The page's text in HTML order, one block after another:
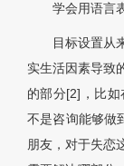
学会用语言
目标设置从
实生活因素导致
的部分[2]，比
不是咨询能够做
朋友，对于失恋